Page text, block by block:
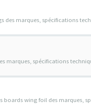
des marques, spécifications
marques, spécifications
boards wing foil des marques,